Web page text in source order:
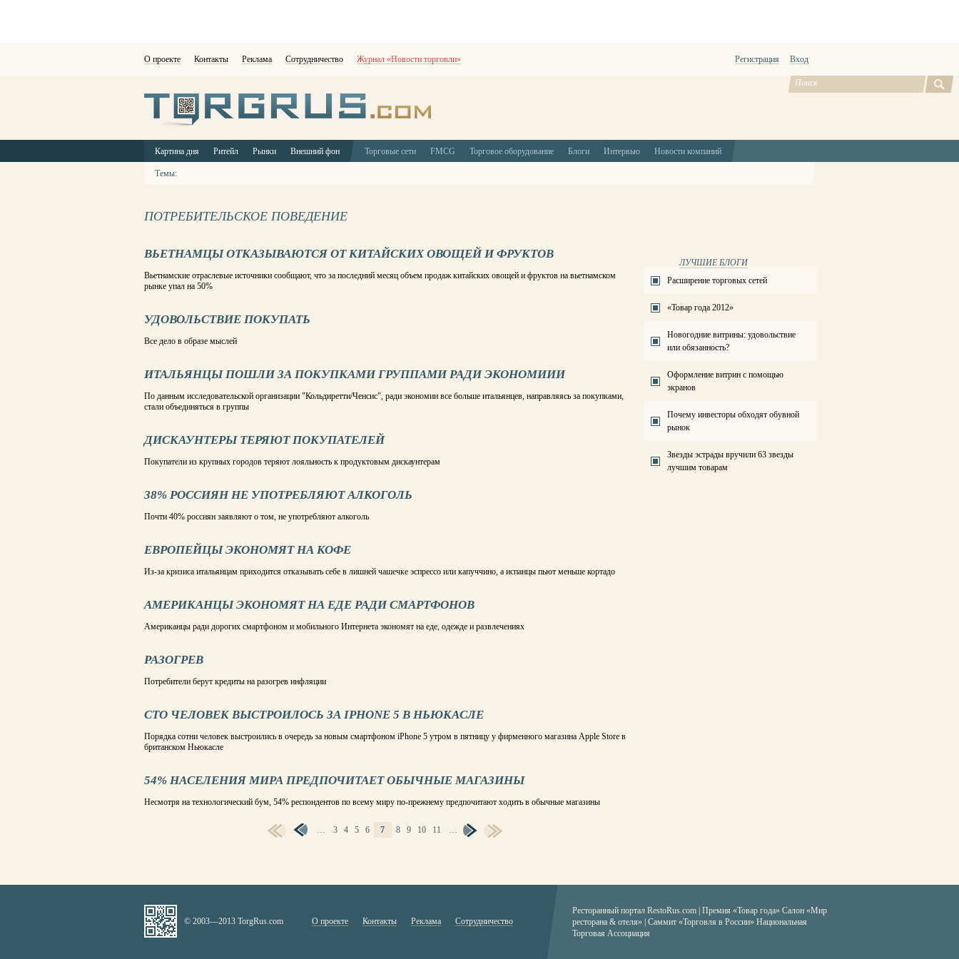
О проекте Контакты Реклама Сотрудничество Журнал «Новости торговли» Регистрация Вход
Картина дня Ритейл Рынки Внешний фон Торговые сети FMCG Торговое оборудование Блоги Интервью Новости компаний
Темы:
ПОТРЕБИТЕЛЬСКОЕ ПОВЕДЕНИЕ
ВЬЕТНАМЦЫ ОТКАЗЫВАЮТСЯ ОТ КИТАЙСКИХ ОВОЩЕЙ И ФРУКТОВ
Вьетнамские отраслевые источники сообщают, что за последний месяц объем продаж китайских овощей и фруктов на вьетнамском
рынке упал на 50%
УДОВОЛЬСТВИЕ ПОКУПАТЬ
Все дело в образе мыслей
ИТАЛЬЯНЦЫ ПОШЛИ ЗА ПОКУПКАМИ ГРУППАМИ РАДИ ЭКОНОМИИИ
По данным исследовательской организации "Кольдиретти/Ченсис", ради экономии все больше итальянцев, направляясь за покупками,
стали объединяться в группы
ДИСКАУНТЕРЫ ТЕРЯЮТ ПОКУПАТЕЛЕЙ
Покупатели из крупных городов теряют лояльность к продуктовым дискаунтерам
38% РОССИЯН НЕ УПОТРЕБЛЯЮТ АЛКОГОЛЬ
Почти 40% россиян заявляют о том, не употребляют алкоголь
ЕВРОПЕЙЦЫ ЭКОНОМЯТ НА КОФЕ
Из-за кризиса итальянцам приходится отказывать себе в лишней чашечке эспрессо или капуччино, а испанцы пьют меньше кортадо
АМЕРИКАНЦЫ ЭКОНОМЯТ НА ЕДЕ РАДИ СМАРТФОНОВ
Американцы ради дорогих смартфоном и мобильного Интернета экономят на еде, одежде и развлечениях
РАЗОГРЕВ
Потребители берут кредиты на разогрев инфляции
СТО ЧЕЛОВЕК ВЫСТРОИЛОСЬ ЗА IPHONE 5 В НЬЮКАСЛЕ
Порядка сотни человек выстроились в очередь за новым смартфоном iPhone 5 утром в пятницу у фирменного магазина Apple Store в
британском Ньюкасле
54% НАСЕЛЕНИЯ МИРА ПРЕДПОЧИТАЕТ ОБЫЧНЫЕ МАГАЗИНЫ
Несмотря на технологический бум, 54% респондентов по всему миру по-прежнему предпочитают ходить в обычные магазины
… 3 4 5 6 7 8 9 10 11 …
ЛУЧШИЕ БЛОГИ
Расширение торговых сетей
«Товар года 2012»
Новогодние витрины: удовольствие
или обязанность?
Оформление витрин с помощью
экранов
Почему инвесторы обходят обувной
рынок
Звезды эстрады вручили 63 звезды
лучшим товарам
© 2003—2013 TorgRus.com О проекте Контакты Реклама Сотрудничество
Ресторанный портал RestoRus.com Премия «Товар года» Салон «Мир
ресторана & отеля» | Саммит «Торговля в России» Национальная
Торговая Ассоциация